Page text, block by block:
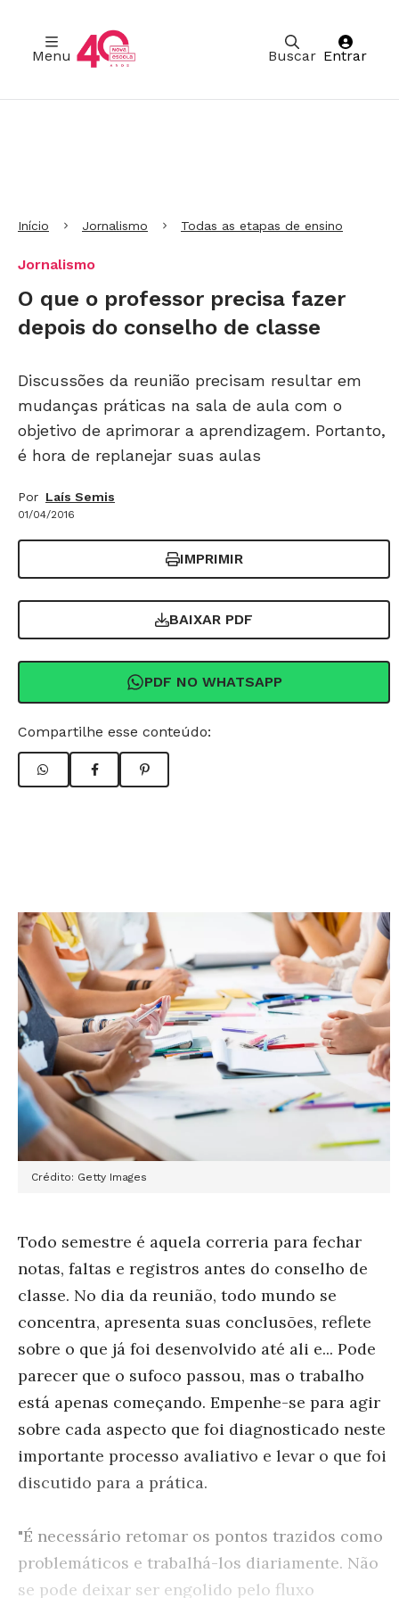
Buscar
Menu Entrar
Início Jornalismo Todas as etapas de ensino
Jornalismo
O que o professor precisa fazer
depois do conselho de classe
Discussões da reunião precisam resultar em
mudanças práticas na sala de aula com o
objetivo de aprimorar a aprendizagem. Portanto,
é hora de replanejar suas aulas
Por Laís Semis
01/04/2016
IMPRIMIR
BAIXAR PDF
PDF NO WHATSAPP
Compartilhe esse conteúdo:
Crédito: Getty Images
Todo semestre é aquela correria para fechar
notas, faltas e registros antes do conselho de
classe. No dia da reunião, todo mundo se
concentra, apresenta suas conclusões, reflete
sobre o que já foi desenvolvido até ali e... Pode
parecer que o sufoco passou, mas o trabalho
está apenas começando. Empenhe-se para agir
sobre cada aspecto que foi diagnosticado neste
importante processo avaliativo e levar o que foi
discutido para a prática.
"É necessário retomar os pontos trazidos como
problemáticos e trabalhá-los diariamente. Não
se pode deixar ser engolido pelo fluxo